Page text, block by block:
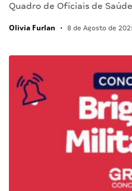
Quadro de Oficiais de
Olivia Furlan • 8 de Agosto de